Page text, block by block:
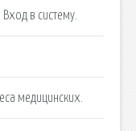
в систему.
медицинских.